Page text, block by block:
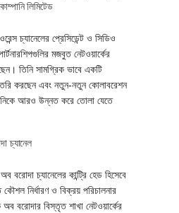
লিমিটেড
চ্যানেলের প্রেসিডেন্ট ও সিডিও
মজবুত নেটওয়ার্কের
তিনি সামগ্রিক ভাবে একটি
তৈরি করছেন এবং নতুন-নতুন কোলাবরেশন
আরও উন্নত করে তোলা যেতে
চ্যানেল
বরোদা চ্যানেলের কান্ট্রি হেড হিসেবে
নির্ধারণ ও বিক্রয় পরিচালনার
বরোদার বিস্তৃত শাখা নেটওয়ার্কের